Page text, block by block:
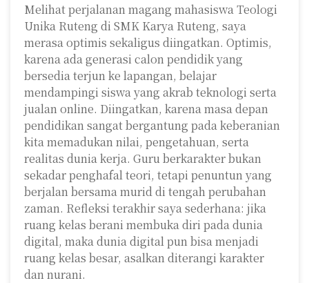
Melihat perjalanan magang mahasiswa Teologi
Unika Ruteng di SMK Karya Ruteng, saya
merasa optimis sekaligus diingatkan. Optimis,
karena ada generasi calon pendidik yang
bersedia terjun ke lapangan, belajar
mendampingi siswa yang akrab teknologi serta
jualan online. Diingatkan, karena masa depan
pendidikan sangat bergantung pada keberanian
kita memadukan nilai, pengetahuan, serta
realitas dunia kerja. Guru berkarakter bukan
sekadar penghafal teori, tetapi penuntun yang
berjalan bersama murid di tengah perubahan
zaman. Refleksi terakhir saya sederhana: jika
ruang kelas berani membuka diri pada dunia
digital, maka dunia digital pun bisa menjadi
ruang kelas besar, asalkan diterangi karakter
dan nurani.